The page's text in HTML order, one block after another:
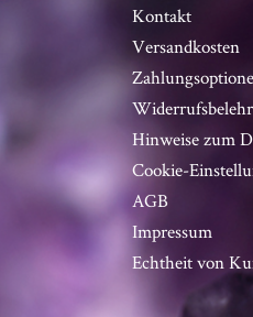
Kontakt
Versandkosten
Hinweise zum
Cookie-
AGB
Impressum
Echtheit von